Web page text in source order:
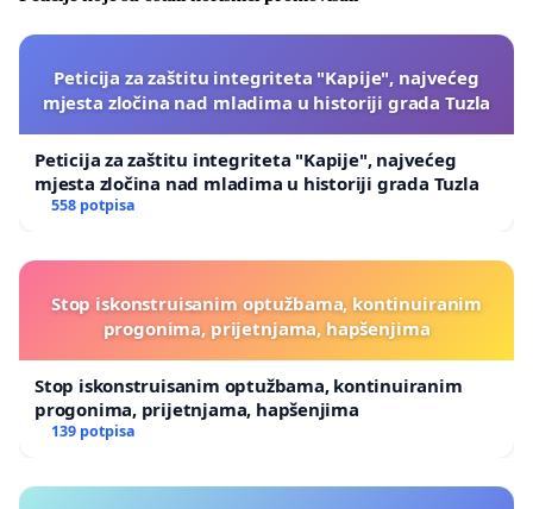
Peticija za zaštitu integriteta "Kapije", najvećeg
mjesta zločina nad mladima u historiji grada Tuzla
Peticija za zaštitu integriteta "Kapije", najvećeg
mjesta zločina nad mladima u historiji grada Tuzla
558 potpisa
Stop iskonstruisanim optužbama, kontinuiranim
progonima, prijetnjama, hapšenjima
Stop iskonstruisanim optužbama, kontinuiranim
progonima, prijetnjama, hapšenjima
139 potpisa